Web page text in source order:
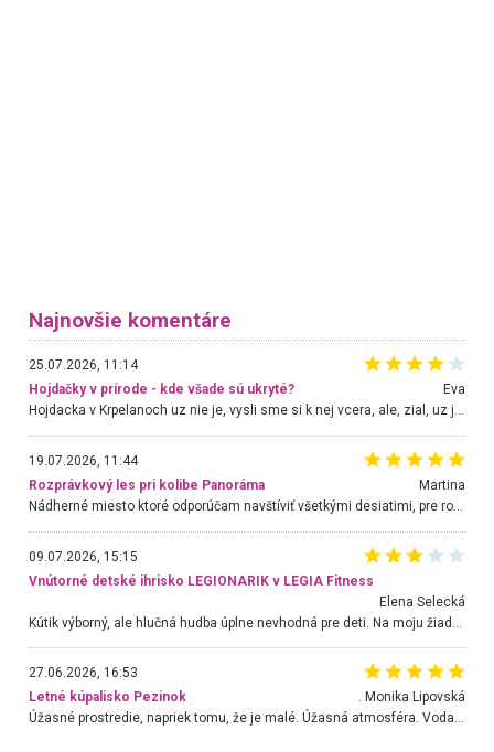
Najnovšie komentáre
25.07.2026, 11:14
Hojdačky v prírode - kde všade sú ukryté?
Eva
Hojdacka v Krpelanoch uz nie je, vysli sme si k nej vcera, ale, zial, uz je znicena. Ak sem planujete cestu len kvoli hojdacke, mozete si ju usetrit. Krasny vyhlad je tu vsak aj bez hojdacky :-)
19.07.2026, 11:44
Rozprávkový les pri kolibe Panoráma
Martina
Nádherné miesto ktoré odporúčam navštíviť všetkými desiatimi, pre rodiny s deťmi, dôchodcom... Proste a jednoducho ozaj rozprávkový les.. určite ešte prídeme. Odniesli sme si na pamiatku krásne tričká,
09.07.2026, 15:15
Vnútorné detské ihrisko LEGIONARIK v LEGIA Fitness
Elena Selecká
27.06.2026, 16:53
Letné kúpalisko Pezinok
. Monika Lipovská
Úžasné prostredie, napriek tomu, že je malé. Úžasná atmosféra. Voda fantastická a nádherná. Ľudí je pomerne veľa, ale su mili a ohľaduplní. Je veľmi zaujímavé sledovať, ako dokážu spolu športovať cudzí ľudia a bez ohľadu na vek. Vládne tu pohoda. Vnuka neviem dostať z vody. Ďakujem za krásny deň . Urcite sa sem vrátim. Jediný problém je s parkovaním, ale aj ten sa mi podarilo vyriešiť. Monika Bratislava